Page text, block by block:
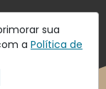
sua
a Política de